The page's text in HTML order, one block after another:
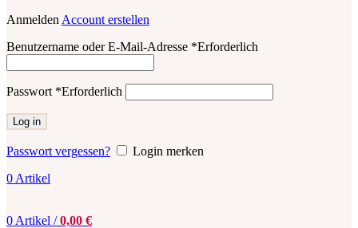
Anmelden Account erstellen
Benutzername oder E-Mail-Adresse *Erforderlich
Passwort *Erforderlich
Log in
Passwort vergessen?
Login merken
0 Artikel
0 Artikel / 0,00 €